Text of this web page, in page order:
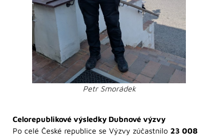
Petr Smorádek
Celorepublikové výsledky Dubnové výzvy
Po celé České republice se Výzvy zúčastnilo 23 008